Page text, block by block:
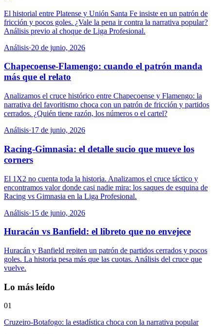
El historial entre Platense y Unión Santa Fe insiste en un patrón de
fricción y pocos goles. ¿Vale la pena ir contra la narrativa popular?
Análisis previo al choque de Liga Profesional.
Análisis·20 de junio, 2026
Chapecoense-Flamengo: cuando el patrón manda
más que el relato
Analizamos el cruce histórico entre Chapecoense y Flamengo: la
narrativa del favoritismo choca con un patrón de fricción y partidos
cerrados. ¿Quién tiene razón, los números o el cartel?
Análisis·17 de junio, 2026
Racing-Gimnasia: el detalle sucio que mueve los
corners
El 1X2 no cuenta toda la historia. Analizamos el cruce táctico y
encontramos valor donde casi nadie mira: los saques de esquina de
Racing vs Gimnasia en la Liga Profesional.
Análisis·15 de junio, 2026
Huracán vs Banfield: el libreto que no envejece
Huracán y Banfield repiten un patrón de partidos cerrados y pocos
goles. La historia pesa más que las cuotas. Análisis del cruce que
vuelve.
Lo más leído
01
Cruzeiro-Botafogo: la estadística choca con la narrativa popular